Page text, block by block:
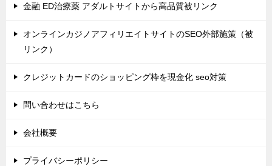
金融 ED治療薬 アダルトサイトから高品質被リンク
オンラインカジノアフィリエイトサイトのSEO外部施策（被
リンク）
クレジットカードのショッピング枠を現金化 seo対策
問い合わせはこちら
会社概要
プライバシーポリシー